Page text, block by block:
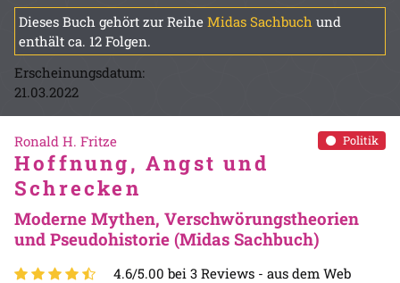
Dieses Buch gehört zur Reihe Midas Sachbuch und
enthält ca. 12 Folgen.
Erscheinungsdatum:
21.03.2022
Politik
Ronald H. Fritze
Hoffnung, Angst und
Schrecken
Moderne Mythen, Verschwörungstheorien
und Pseudohistorie (Midas Sachbuch)
4.6/5.00 bei 3 Reviews - aus dem Web